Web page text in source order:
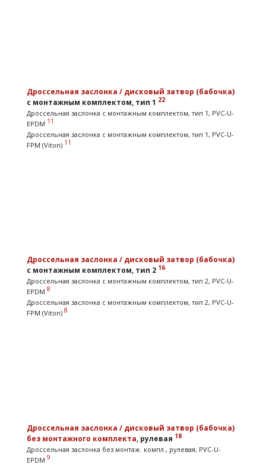
Дроссельная заслонка / дисковый затвор (бабочка)
с монтажным комплектом, тип 1 22
Дроссельная заслонка с монтажным комплектом, тип 1, PVC-U-
EPDM 11
Дроссельная заслонка с монтажным комплектом, тип 1, PVC-U-
FPM (Viton) 11
Дроссельная заслонка / дисковый затвор (бабочка)
с монтажным комплектом, тип 2 16
Дроссельная заслонка с монтажным комплектом, тип 2, PVC-U-
EPDM 8
Дроссельная заслонка с монтажным комплектом, тип 2, PVC-U-
FPM (Viton) 8
Дроссельная заслонка / дисковый затвор (бабочка)
без монтажного комплекта, рулевая 18
Дроссельная заслонка без монтаж. компл., рулевая, PVC-U-
EPDM 9